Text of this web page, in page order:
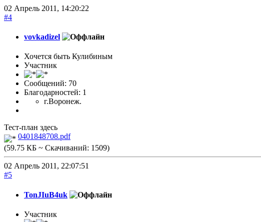
02 Апрель 2011, 14:20:22
#4
vovkadizel
Хочется быть Кулибиным
Участник
Сообщений: 70
Благодарностей: 1
г.Воронеж.
Тест-план здесь
0401848708.pdf
(59.75 КБ ~ Скачиваний: 1509)
02 Апрель 2011, 22:07:51
#5
TonJIuB4uk
Участник